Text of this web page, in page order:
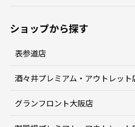
ショップから探す
表参道店
酒々井プレミアム・アウトレット
グランフロント大阪店